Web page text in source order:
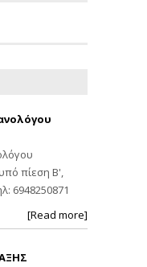
πίεση Β',
6948250871
[Read more]